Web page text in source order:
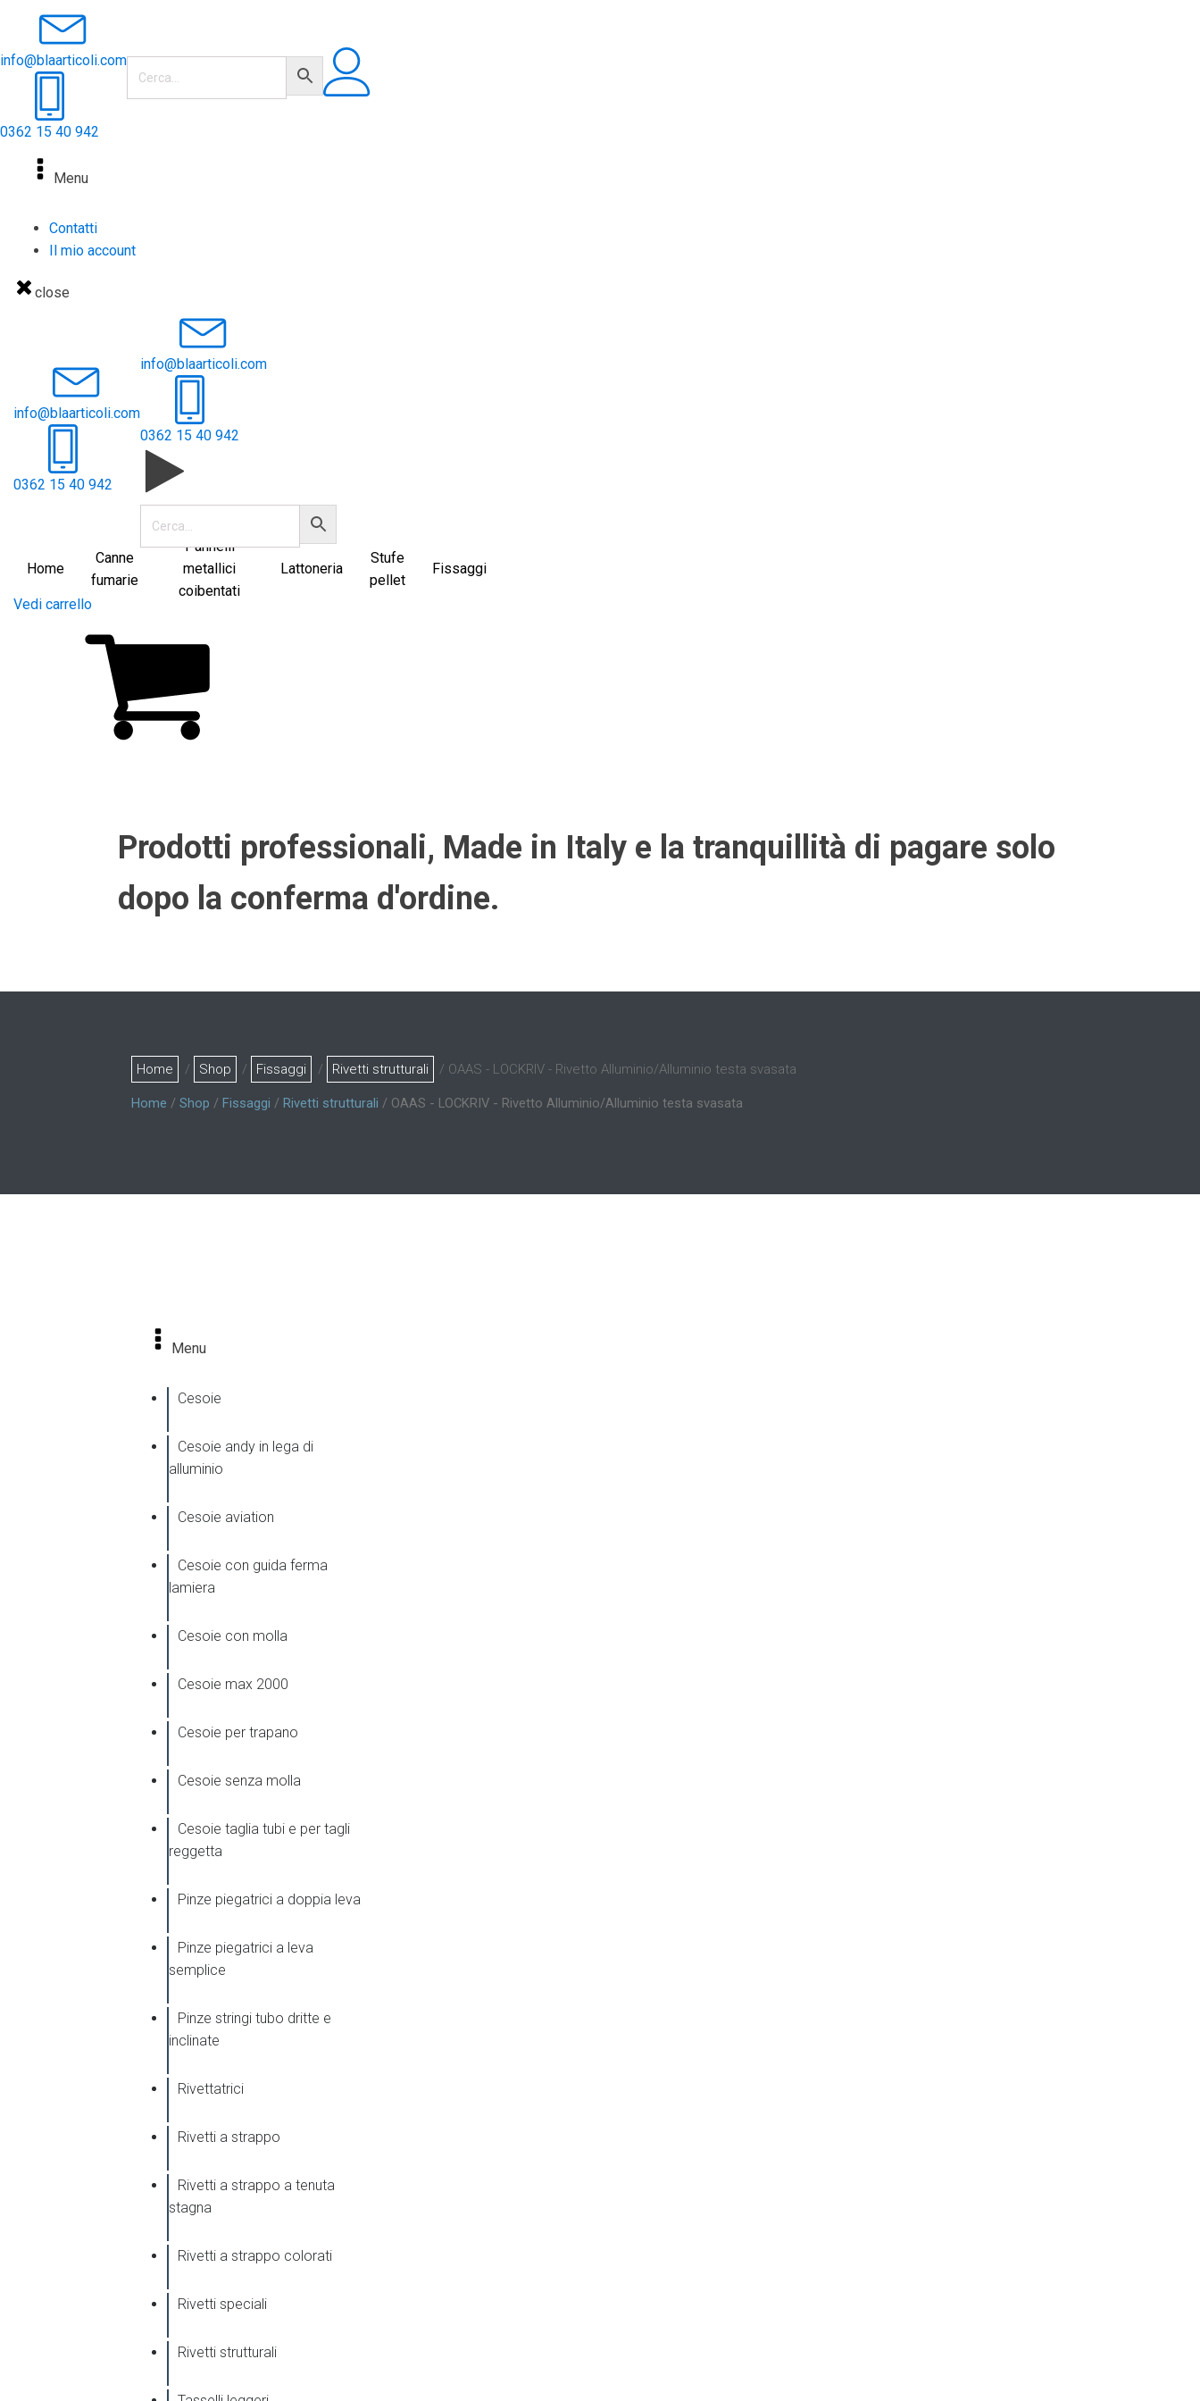
info@blaarticoli.com
0362 15 40 942
Menu
Contatti
Il mio account
close
info@blaarticoli.com
0362 15 40 942
info@blaarticoli.com
0362 15 40 942
Home
Canne
fumarie
Pannelli
metallici
coibentati
Lattoneria
Stufe
pellet
Fissaggi
Vedi carrello
Prodotti professionali, Made in Italy e la tranquillità di pagare solo
dopo la conferma d'ordine.
Home / Shop / Fissaggi / Rivetti strutturali / OAAS - LOCKRIV - Rivetto Alluminio/Alluminio testa svasata
Home / Shop / Fissaggi / Rivetti strutturali / OAAS - LOCKRIV - Rivetto Alluminio/Alluminio testa svasata
Menu
Cesoie
Cesoie andy in lega di
alluminio
Cesoie aviation
Cesoie con guida ferma
lamiera
Cesoie con molla
Cesoie max 2000
Cesoie per trapano
Cesoie senza molla
Cesoie taglia tubi e per tagli
reggetta
Pinze piegatrici a doppia leva
Pinze piegatrici a leva
semplice
Pinze stringi tubo dritte e
inclinate
Rivettatrici
Rivetti a strappo
Rivetti a strappo a tenuta
stagna
Rivetti a strappo colorati
Rivetti speciali
Rivetti strutturali